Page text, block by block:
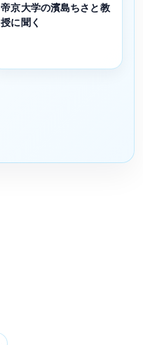
帝京大学の濱島ちさと教
授に聞く